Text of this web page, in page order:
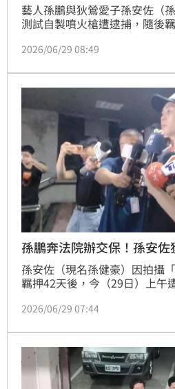
藝人孫鵬與狄鶯愛子孫安佐（
測試自製噴火槍遭逮捕，隨後
100萬元交保。傍晚孫鵬帶上百
2026/06/29 08:49
孫鵬奔法院辦交保！孫安佐
孫安佐（現名孫健豪）因拍攝
羈押42天後，今（29日）上午
後法官裁定100萬交保， 限制
佐的父親孫鵬立刻現身北院，
提紙袋，大約半小時完成交保
院，向媒體表示「相信法院會
「沒有傷人
2026/06/29 07:44